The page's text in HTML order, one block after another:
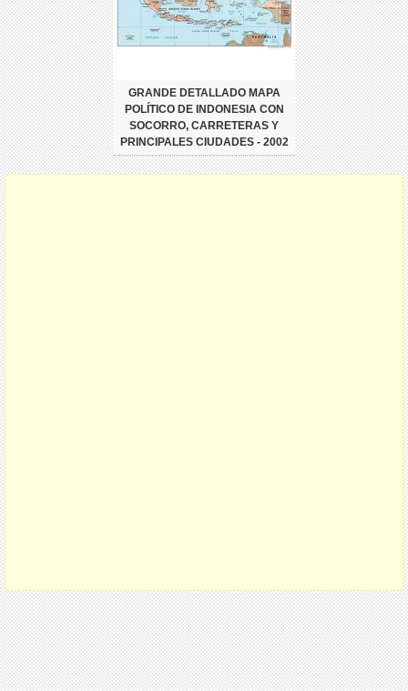
GRANDE DETALLADO MAPA
POLÍTICO DE INDONESIA CON
SOCORRO, CARRETERAS Y
PRINCIPALES CIUDADES - 2002